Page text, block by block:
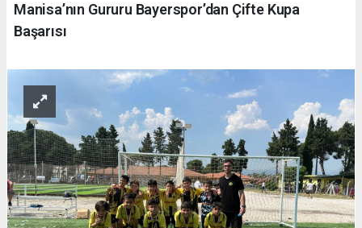
Manisa’nın Gururu Bayerspor’dan Çifte Kupa
Başarısı